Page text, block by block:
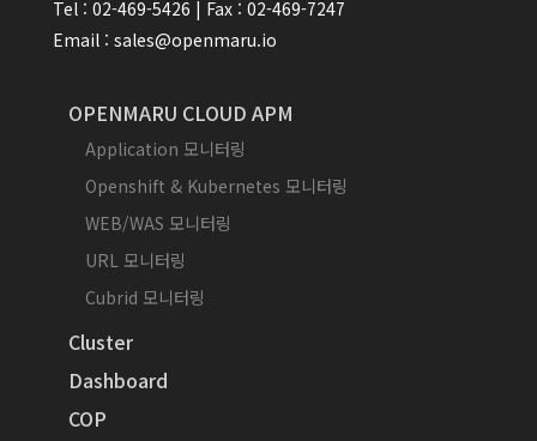
Tel : 02-469-5426 | Fax : 02-469-7247
Email : sales@openmaru.io
OPENMARU CLOUD APM
Application 모니터링
Openshift & Kubernetes 모니터링
WEB/WAS 모니터링
URL 모니터링
Cubrid 모니터링
Cluster
Dashboard
COP